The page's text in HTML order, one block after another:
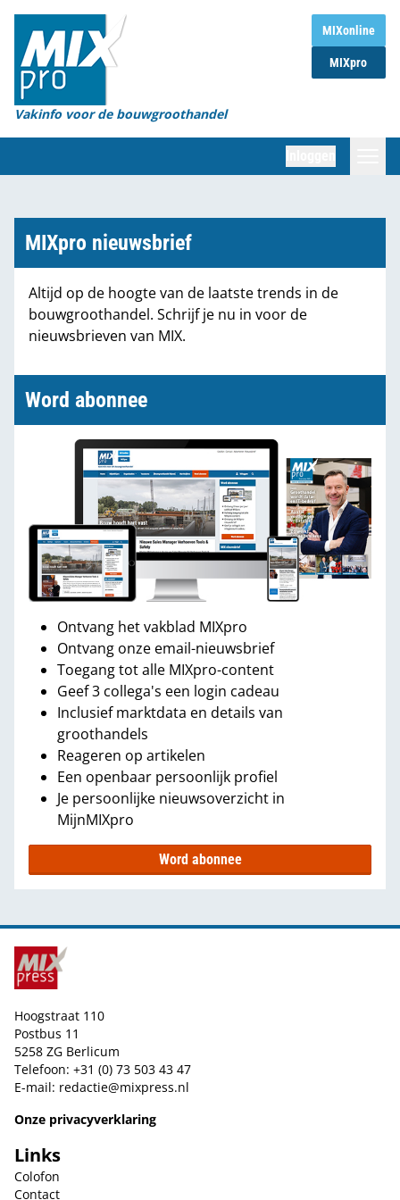
MIXonline
MIXpro
Vakinfo voor de bouwgroothandel
Home
Magazines
Organisaties
Marktcijfers
Partners
MIXpro nieuwsbrief
Altijd op de hoogte van de laatste trends in de
bouwgroothandel. Schrijf je nu in voor de
nieuwsbrieven van MIX.
Word abonnee
Ontvang het vakblad MIXpro
Ontvang onze email-nieuwsbrief
Toegang tot alle MIXpro-content
Geef 3 collega's een login cadeau
Inclusief marktdata en details van
groothandels
Reageren op artikelen
Een openbaar persoonlijk profiel
Je persoonlijke nieuwsoverzicht in
MijnMIXpro
Word abonnee
Hoogstraat 110
Postbus 11
5258 ZG Berlicum
Telefoon: +31 (0) 73 503 43 47
E-mail: redactie@mixpress.nl
Onze privacyverklaring
Links
Colofon
Contact